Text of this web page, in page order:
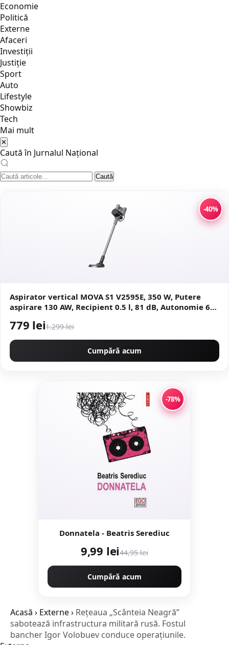
Economie
Politică
Externe
Afaceri
Investiții
Justiţie
Sport
Auto
Lifestyle
Showbiz
Tech
Mai mult
✕
Caută în Jurnalul Național
Caută
-40%
Aspirator vertical MOVA S1 V2595E, 350 W, Putere
aspirare 130 AW, Recipient 0.5 l, 81 dB, Autonomie 60
779 lei1.299 lei
Cumpără acum
-78%
Donnatela - Beatris Serediuc
9,99 lei44,95 lei
Cumpără acum
Acasă › Externe› Rețeaua „Scânteia Neagră”
sabotează infrastructura militară rusă. Fostul
bancher Igor Volobuev conduce operațiunile.